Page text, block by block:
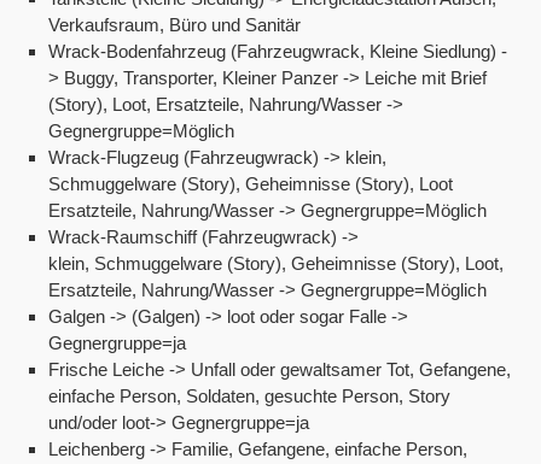
Verkaufsraum, Büro und Sanitär
Wrack-Bodenfahrzeug (Fahrzeugwrack, Kleine Siedlung) -
> Buggy, Transporter, Kleiner Panzer -> Leiche mit Brief
(Story), Loot, Ersatzteile, Nahrung/Wasser ->
Gegnergruppe=Möglich
Wrack-Flugzeug (Fahrzeugwrack) -> klein,
Schmuggelware (Story), Geheimnisse (Story), Loot
Ersatzteile, Nahrung/Wasser -> Gegnergruppe=Möglich
Wrack-Raumschiff (Fahrzeugwrack) ->
klein, Schmuggelware (Story), Geheimnisse (Story), Loot,
Ersatzteile, Nahrung/Wasser -> Gegnergruppe=Möglich
Galgen -> (Galgen) -> loot oder sogar Falle ->
Gegnergruppe=ja
Frische Leiche -> Unfall oder gewaltsamer Tot, Gefangene,
einfache Person, Soldaten, gesuchte Person, Story
und/oder loot-> Gegnergruppe=ja
Leichenberg -> Familie, Gefangene, einfache Person,